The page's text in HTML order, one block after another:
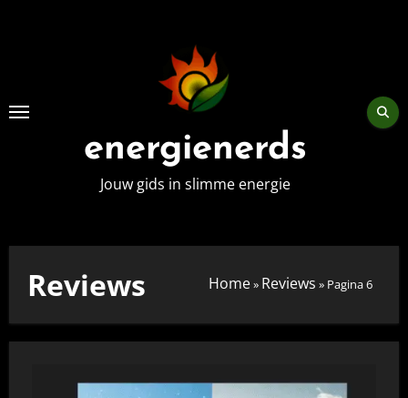
energienerds
Jouw gids in slimme energie
Reviews Home» Reviews » Pagina 6